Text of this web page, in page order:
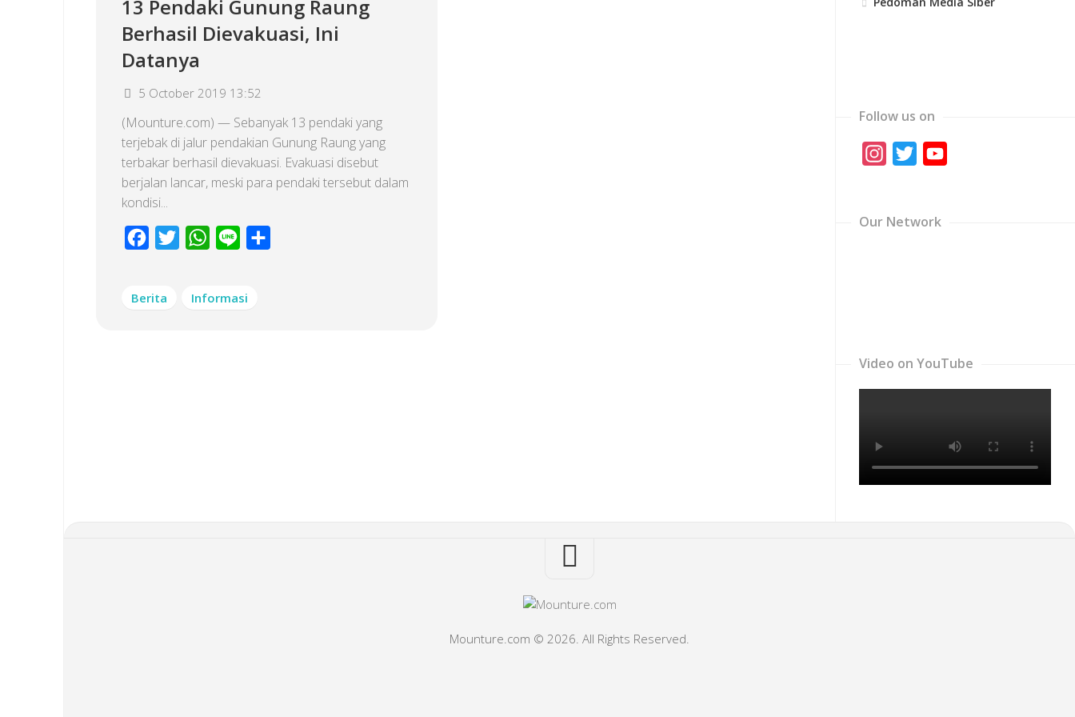
13 Pendaki Gunung Raung
Berhasil Dievakuasi, Ini
Datanya
5 October 2019 13:52
(Mounture.com) — Sebanyak 13 pendaki yang
terjebak di jalur pendakian Gunung Raung yang
terbakar berhasil dievakuasi. Evakuasi disebut
berjalan lancar, meski para pendaki tersebut dalam
kondisi...
Facebook
Twitter WhatsApp
Line
Berita Informasi
Follow us on
Instagram
Twitter
Our Network
Video on YouTube
Mounture.com © 2026. All Rights Reserved.